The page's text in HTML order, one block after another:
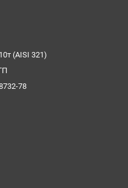
(AISI 321)
78